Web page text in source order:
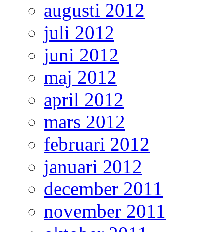
augusti 2012
juli 2012
juni 2012
maj 2012
april 2012
mars 2012
februari 2012
januari 2012
december 2011
november 2011